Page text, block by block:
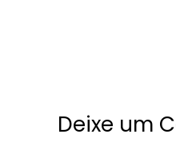
Deixe um